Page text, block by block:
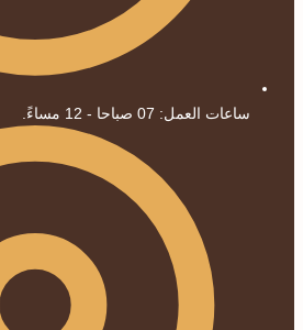
ساعات العمل: 07 صباحا - 12 مساءً.